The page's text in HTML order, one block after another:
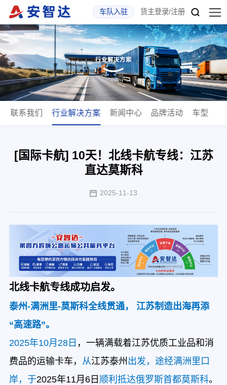
车队入驻 货主登录/注册
联系我们 行业解决方案 新闻中心 品牌活动 车型
[国际卡航] 10天！北线卡航专线：江苏
直达莫斯科
2025-11-13
北线卡航专线成功启发。
泰州-满洲里-莫斯科全线贯通， 江苏制造出海再添
“高速路”。
2025年10月28日 ，一辆满载着江苏优质工业品和消
费品的运输卡车， 从江苏泰州 出发，途经满洲里口
岸，于2025年11月6日 顺利抵达俄罗斯首都莫斯科。